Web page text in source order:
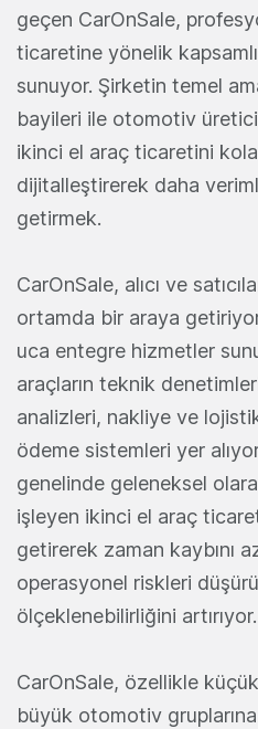
geçen CarOnSale,
ticaretine yönelik
sunuyor. Şirketin temel
bayileri ile otomotiv
ikinci el araç ticaretini
dijitalleştirerek daha
getirmek.
CarOnSale, alıcı ve
ortamda bir araya
uca entegre hizmetler
araçların teknik
analizleri, nakliye ve
ödeme sistemleri yer
genelinde geleneksel
işleyen ikinci el araç
getirerek zaman kaybını
operasyonel riskleri
ölçeklenebilirliğini artırıyor.
CarOnSale, özellikle
büyük otomotiv